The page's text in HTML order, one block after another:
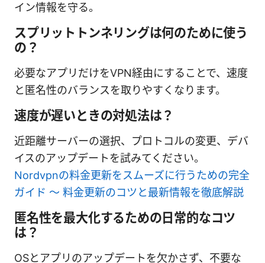
イン情報を守る。
スプリットトンネリングは何のために使う
の？
必要なアプリだけをVPN経由にすることで、速度
と匿名性のバランスを取りやすくなります。
速度が遅いときの対処法は？
近距離サーバーの選択、プロトコルの変更、デバ
イスのアップデートを試みてください。
Nordvpnの料金更新をスムーズに行うための完全
ガイド ～ 料金更新のコツと最新情報を徹底解説
匿名性を最大化するための日常的なコツ
は？
OSとアプリのアップデートを欠かさず、不要な